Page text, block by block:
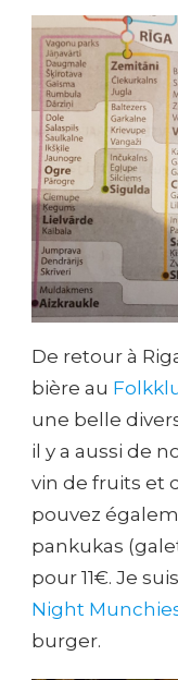
De retour à
bière au
une belle
il y a aussi de
vin de fruits et
pouvez
pankukas
pour 11€. Je
Night
burger.